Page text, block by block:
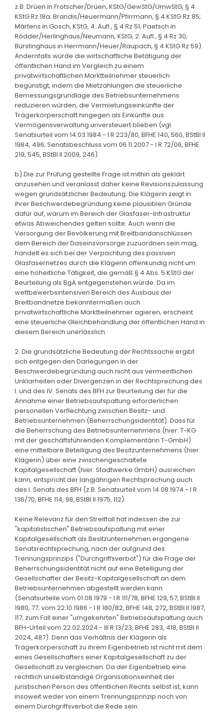
z.B. Drüen in Frotscher/Drüen, KStG/GewStG/UmwStG, § 4
KStG Rz 18a; Brandis/Heuermann/Pfirrmann, § 4 KStG Rz 85;
Märtens in Gosch, KStG, 4. Aufl., § 4 Rz 51; Paetsch in
Rödder/Herlinghaus/Neumann, KStG, 2. Aufl., § 4 Rz 30;
Bürstinghaus in Herrmann/Heuer/Raupach, § 4 KStG Rz 59).
Andernfalls würde die wirtschaftliche Betätigung der
öffentlichen Hand im Vergleich zu einem
privatwirtschaftlichen Marktteilnehmer steuerlich
begünstigt, indem die Mietzahlungen die steuerliche
Bemessungsgrundlage des Betriebsunternehmens
reduzieren würden, die Vermietungseinkünfte der
Trägerkörperschaft hingegen als Einkünfte aus
Vermögensverwaltung unversteuert blieben (vgl.
Senatsurteil vom 14.03.1984 - I R 223/80, BFHE 140, 560, BStBl II
1984, 496; Senatsbeschluss vom 06.11.2007 - I R 72/06, BFHE
219, 545, BStBl II 2009, 246).
b) Die zur Prüfung gestellte Frage ist mithin als geklärt
anzusehen und veranlasst daher keine Revisionszulassung
wegen grundsätzlicher Bedeutung. Die Klägerin zeigt in
ihrer Beschwerdebegründung keine plausiblen Gründe
dafür auf, warum im Bereich der Glasfaser-Infrastruktur
etwas Abweichendes gelten sollte. Auch wenn die
Versorgung der Bevölkerung mit Breitbandanschlüssen
dem Bereich der Daseinsvorsorge zuzuordnen sein mag,
handelt es sich bei der Verpachtung des passiven
Glasfasernetzes durch die Klägerin offenkundig nicht um
eine hoheitliche Tätigkeit, die gemäß § 4 Abs. 5 KStG der
Beurteilung als BgA entgegenstehen würde. Da im
wettbewerbsintensiven Bereich des Ausbaus der
Breitbandnetze bekanntermaßen auch
privatwirtschaftliche Marktteilnehmer agieren, erscheint
eine steuerliche Gleichbehandlung der öffentlichen Hand in
diesem Bereich unerlässlich.
2. Die grundsätzliche Bedeutung der Rechtssache ergibt
sich entgegen den Darlegungen in der
Beschwerdebegründung auch nicht aus vermeintlichen
Unklarheiten oder Divergenzen in der Rechtsprechung des
I. und des IV. Senats des BFH zur Beurteilung der für die
Annahme einer Betriebsaufspaltung erforderlichen
personellen Verflechtung zwischen Besitz- und
Betriebsunternehmen (Beherrschungsidentität). Dass für
die Beherrschung des Betriebsunternehmens (hier: T-KG
mit der geschäftsführenden Komplementärin T-GmbH)
eine mittelbare Beteiligung des Besitzunternehmens (hier:
Klägerin) über eine zwischengeschaltete
Kapitalgesellschaft (hier: Stadtwerke GmbH) ausreichen
kann, entspricht der langjährigen Rechtsprechung auch
des I. Senats des BFH (z.B. Senatsurteil vom 14.08.1974 - I R
136/70, BFHE 114, 98, BStBl II 1975, 112).
Keine Relevanz für den Streitfall hat indessen die zur
"kapitalistischen" Betriebsaufspaltung mit einer
Kapitalgesellschaft als Besitzunternehmen ergangene
Senatsrechtsprechung, nach der aufgrund des
Trennungsprinzips ("Durchgriffsverbot") für die Frage der
Beherrschungsidentität nicht auf eine Beteiligung der
Gesellschafter der Besitz-Kapitalgesellschaft an dem
Betriebsunternehmen abgestellt werden kann
(Senatsurteile vom 01.08.1979 - I R 111/78, BFHE 129, 57, BStBl II
1980, 77; vom 22.10.1986 - I R 180/82, BFHE 148, 272, BStBl II 1987,
117; zum Fall einer "umgekehrten" Betriebsaufspaltung auch
BFH-Urteil vom 22.02.2024 - III R 13/23, BFHE 283, 418, BStBl II
2024, 487). Denn das Verhältnis der Klägerin als
Trägerkörperschaft zu ihrem Eigenbetrieb ist nicht mit dem
eines Gesellschafters einer Kapitalgesellschaft zu der
Gesellschaft zu vergleichen. Da der Eigenbetrieb eine
rechtlich unselbständige Organisationseinheit der
juristischen Person des öffentlichen Rechts selbst ist, kann
insoweit weder von einem Trennungsprinzip noch von
einem Durchgriffsverbot die Rede sein.